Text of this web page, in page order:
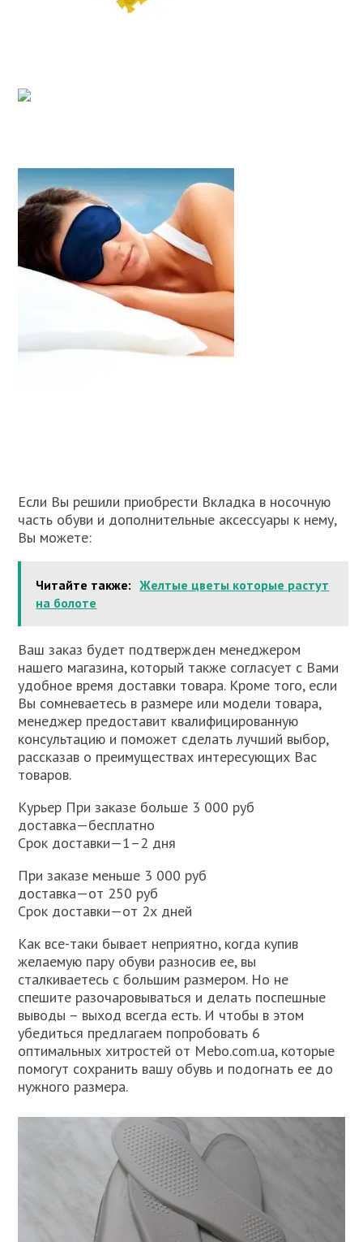
Если Вы решили приобрести Вкладка в носочную
часть обуви и дополнительные аксессуары к нему,
Вы можете:
Читайте также: Желтые цветы которые растут
на болоте
Ваш заказ будет подтвержден менеджером
нашего магазина, который также согласует с Вами
удобное время доставки товара. Кроме того, если
Вы сомневаетесь в размере или модели товара,
менеджер предоставит квалифицированную
консультацию и поможет сделать лучший выбор,
рассказав о преимуществах интересующих Вас
товаров.
Курьер При заказе больше 3 000 руб
доставка—бесплатно
Срок доставки—1–2 дня
При заказе меньше 3 000 руб
доставка—от 250 руб
Срок доставки—от 2х дней
Как все-таки бывает неприятно, когда купив
желаемую пару обуви разносив ее, вы
сталкиваетесь с большим размером. Но не
спешите разочаровываться и делать поспешные
выводы – выход всегда есть. И чтобы в этом
убедиться предлагаем попробовать 6
оптимальных хитростей от Mebo.com.ua, которые
помогут сохранить вашу обувь и подогнать ее до
нужного размера.